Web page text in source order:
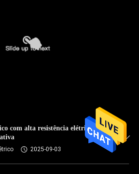
com alta resistência elétrica e
2025-09-03